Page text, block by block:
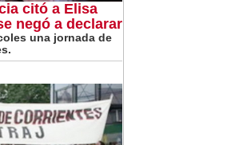
citó a Elisa
negó a declarar
una jornada de